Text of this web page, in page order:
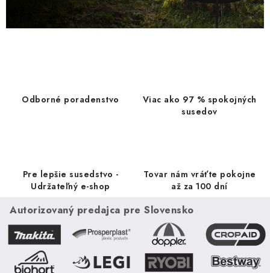
i
Odborné poradenstvo
Viac ako 97 % spokojných
susedov
Pre lepšie susedstvo -
Udržateľný e-shop
Tovar nám vráťte pokojne
až za 100 dní
Autorizovaný predajca pre Slovensko